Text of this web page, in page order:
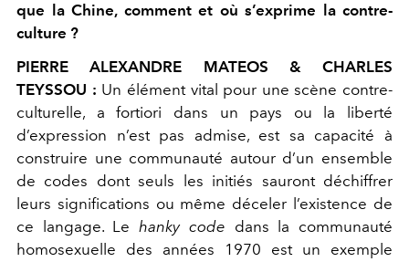
que la Chine, comment et où s’exprime la contre-
culture ?
PIERRE ALEXANDRE MATEOS & CHARLES
TEYSSOU : Un élément vital pour une scène contre-
culturelle, a fortiori dans un pays ou la liberté
d’expression n’est pas admise, est sa capacité à
construire une communauté autour d’un ensemble
de codes dont seuls les initiés sauront déchiffrer
leurs significations ou même déceler l’existence de
ce langage. Lehanky code dans la communauté
homosexuelle des années 1970 est un exemple